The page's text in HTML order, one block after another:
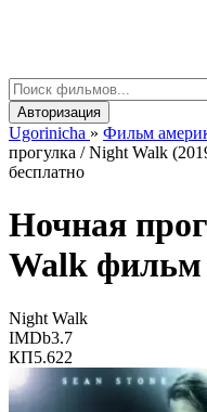
Авторизация
Ugorinicha » Фильм
прогулка / Night Walk
бесплатно
Ночная
Walk фильм
Night Walk
IMDb3.7
КП5.622